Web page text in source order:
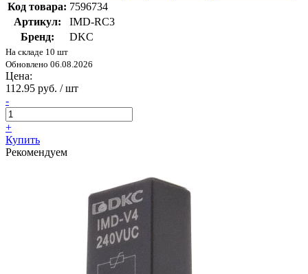
Код товара: 7596734
Артикул:
IMD-RC3
Бренд:
DKC
На складе 10 шт
Обновлено 06.08.2026
Цена:
112.95 руб. / шт
-
+
Купить
Рекомендуем